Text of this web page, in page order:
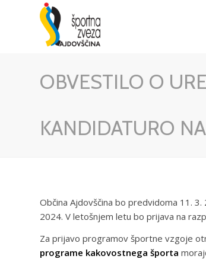
OBVESTILO O
KANDIDATURO
Občina Ajdovščina bo predvidoma 11.
2024. V letošnjem letu bo prijava na
Za prijavo programov športne vzgoje
programe kakovostnega športa